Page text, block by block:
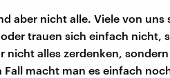
aber nicht alle. Viele von
trauen sich einfach nicht,
nicht alles zerdenken,
macht man es einfach